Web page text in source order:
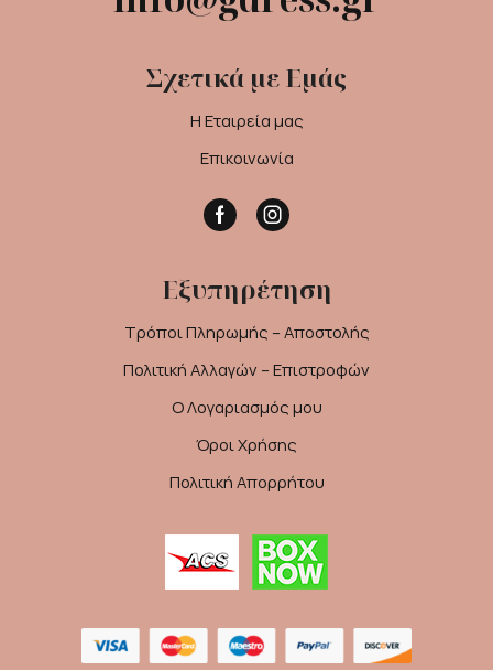
Σχετικά με Εμάς
Η Εταιρεία μας
Επικοινωνία
FacebookInstagram
Εξυπηρέτηση
Τρόποι Πληρωμής – Αποστολής
Πολιτική Αλλαγών – Επιστροφών
Ο Λογαριασμός μου
Όροι Χρήσης
Πολιτική Απορρήτου